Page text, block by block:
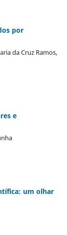
por
da Cruz Ramos,
e
um olhar